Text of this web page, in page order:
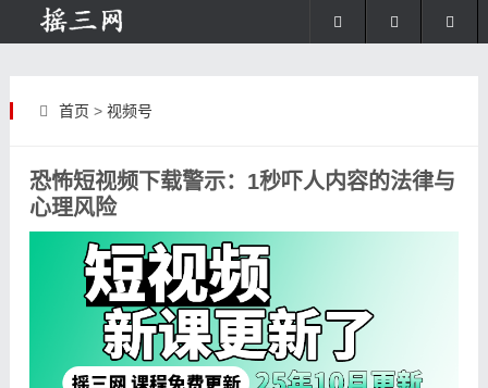
首页 > 视频号
恐怖短视频下载警示：1秒吓人内容的法律与
心理风险